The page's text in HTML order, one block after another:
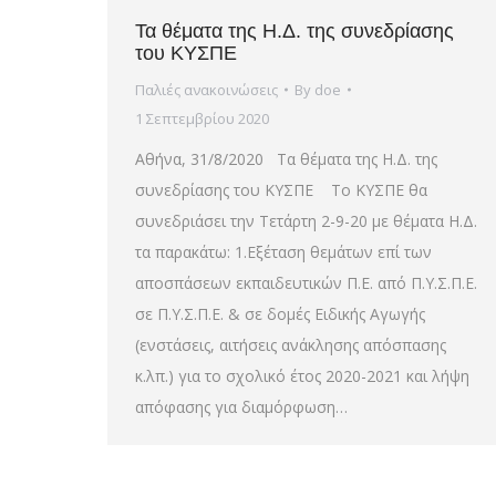
Τα θέματα της Η.Δ. της συνεδρίασης
του ΚΥΣΠΕ
Παλιές ανακοινώσεις By doe
1 Σεπτεμβρίου 2020
Αθήνα, 31/8/2020 Τα θέματα της Η.Δ. της
συνεδρίασης του ΚΥΣΠΕ Το ΚΥΣΠΕ θα
συνεδριάσει την Τετάρτη 2-9-20 με θέματα Η.Δ.
τα παρακάτω: 1.Εξέταση θεμάτων επί των
αποσπάσεων εκπαιδευτικών Π.Ε. από Π.Υ.Σ.Π.Ε.
σε Π.Υ.Σ.Π.Ε. & σε δομές Ειδικής Αγωγής
(ενστάσεις, αιτήσεις ανάκλησης απόσπασης
κ.λπ.) για το σχολικό έτος 2020-2021 και λήψη
απόφασης για διαμόρφωση…